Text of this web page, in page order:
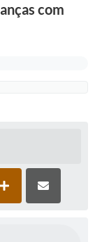
com